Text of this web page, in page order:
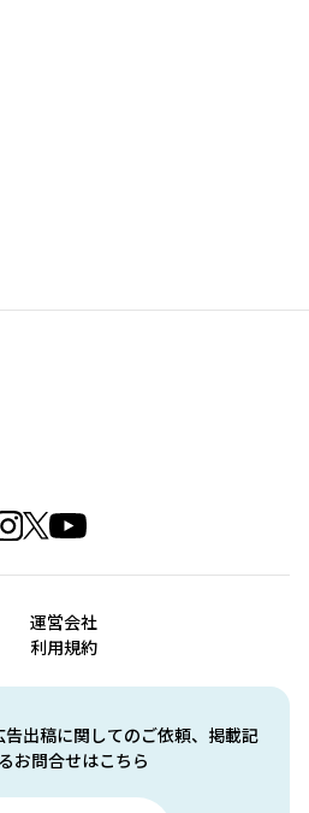
出稿に関してのご依頼、掲載記
お問合せはこちら
運営会社
利用規約